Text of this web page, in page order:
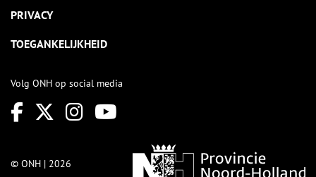
PRIVACY
TOEGANKELIJKHEID
Volg ONH op social media
© ONH | 2026